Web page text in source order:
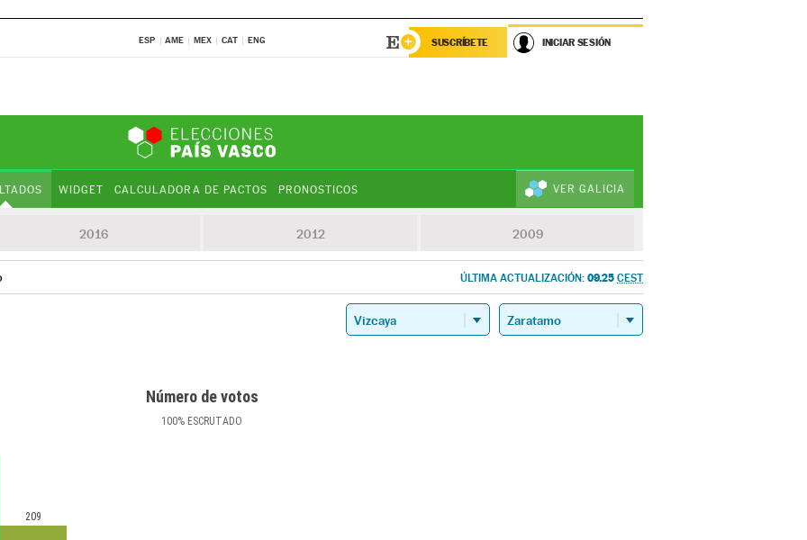
ESP AME MEX CAT ENG SUSCRÍBETE INICIAR SESIÓN
WIDGET CALCULADORA DE PACTOS PRONOSTICOS VER GALICIA
2016 2012 2009
ÚLTIMA ACTUALIZACIÓN: 09.25 CEST
Número de votos
100% ESCRUTADO
209